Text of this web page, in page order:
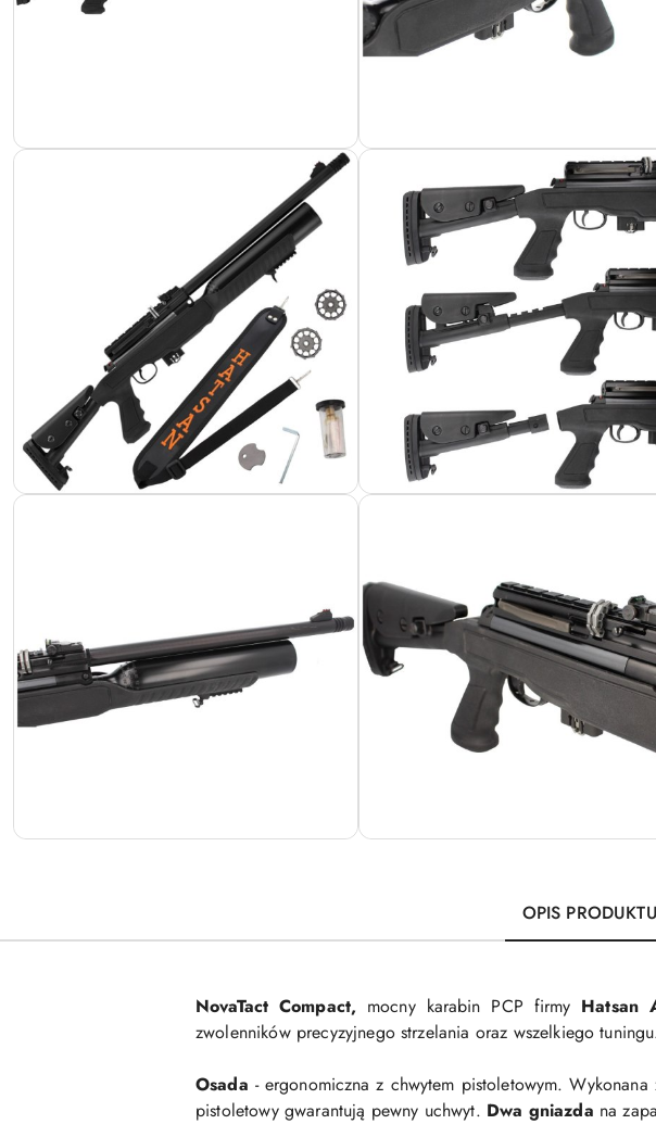
OPIS PRODUKTU
NovaTact Compact, mocnykarabin PCP firmy Hatsan
zwolenników precyzyjnego strzelania oraz wszelkiego
Osada - ergonomiczna z chwytem pistoletowym.
pistoletowy gwarantują pewny uchwyt. Dwa gniazda na